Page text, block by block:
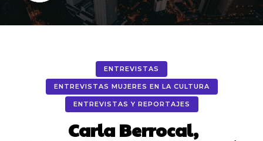
ENTREVISTAS
ENTREVISTAS MUJERES EN LA CULTURA
ENTREVISTAS Y REPORTAJES
Carla Berrocal,